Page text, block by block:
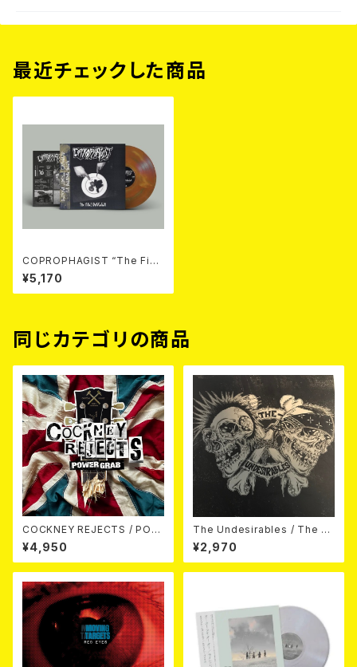
最近チェックした商品
COPROPHAGIST “The Fina
l Defecation” LP (LTD.100
DIE-HARD MARBLE VINYL)
2026年7月下旬～8月頃入荷
¥5,170
同じカテゴリの商品
COCKNEY REJECTS / POW
¥4,950
The Undesirables / The U
ndesirables (12"/LTD.100 D
IE-HARD SWIRL GREEN/GR
EY VINYL)
¥2,970